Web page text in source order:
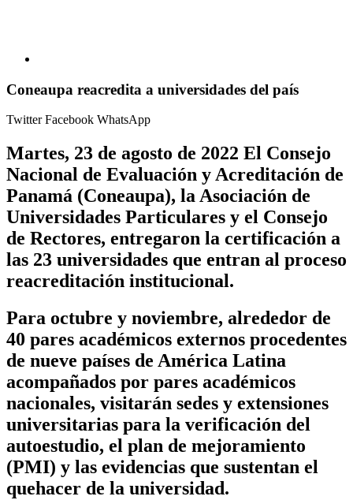
Coneaupa reacredita a universidades del país
TwitterFacebook WhatsApp
Martes, 23 de agosto de 2022 El Consejo
Nacional de Evaluación y Acreditación de
Panamá (Coneaupa), la Asociación de
Universidades Particulares y el Consejo
de Rectores, entregaron la certificación a
las 23 universidades que entran al proceso
reacreditación institucional.
Para octubre y noviembre, alrededor de
40 pares académicos externos procedentes
de nueve países de América Latina
acompañados por pares académicos
nacionales, visitarán sedes y extensiones
universitarias para la verificación del
autoestudio, el plan de mejoramiento
(PMI) y las evidencias que sustentan el
quehacer de la universidad.